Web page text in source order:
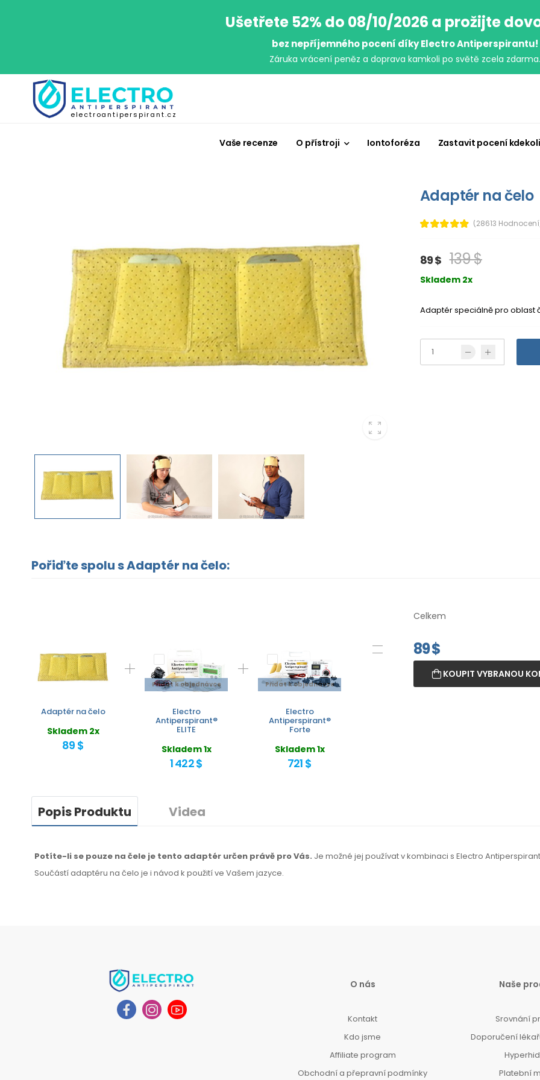
Ušetřete 52% do 08/10/2026 a prožijte
bez nepříjemného pocení díky Electro Antiperspirantu!
Záruka vrácení peněz a doprava kamkoli po světě zcela zdarma.
electroantiperspirant.cz
Vaše recenze O přístroji Iontoforéza Zastavit pocení
Adaptér na čelo
(28613
89 $ 139 $
Skladem 2x
Adaptér speciálně pro oblast
Pořiďte spolu s Adaptér na čelo:
Adaptér na čelo
Skladem 2x
89 $
Přidat k objednávce
Electro
Antiperspirant®
ELITE
Skladem 1x
1 422 $
Přidat k objednávce
Electro
Antiperspirant®
Forte
Skladem 1x
721 $
Celkem
89$
KOUPIT VYBRANOU
Popis Produktu Videa
Potíte-li se pouze na čele je tento adaptér určen právě pro Vás. Je možné jej používatv kombinaci s Electro
Součástí adaptéru na čelo je i návod k použitíve Vašem jazyce.
O nás
Kontakt
Kdo jsme
Affiliate program
Obchodní a přepravní podmínky
Naše
Srovnání
Doporučení
Platební